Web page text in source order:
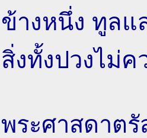
ข้างหนึ่ง ทูลแ
สิ่งทั้งปวงไม่
พระศาสดาต